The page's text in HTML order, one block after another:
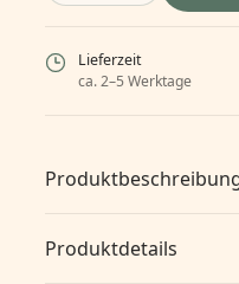
Lieferzeit
ca. 2–5 Werktage
Produktdetails